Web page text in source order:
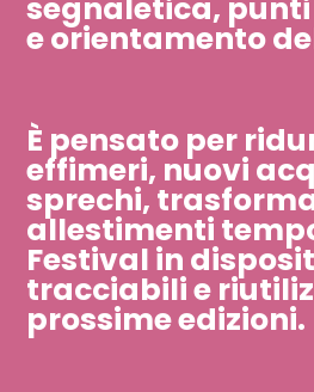
segnaletica,
e orientamento
È pensato per
effimeri, nuovi
sprechi,
allestimenti
Festival in
tracciabili e
prossime edizioni.